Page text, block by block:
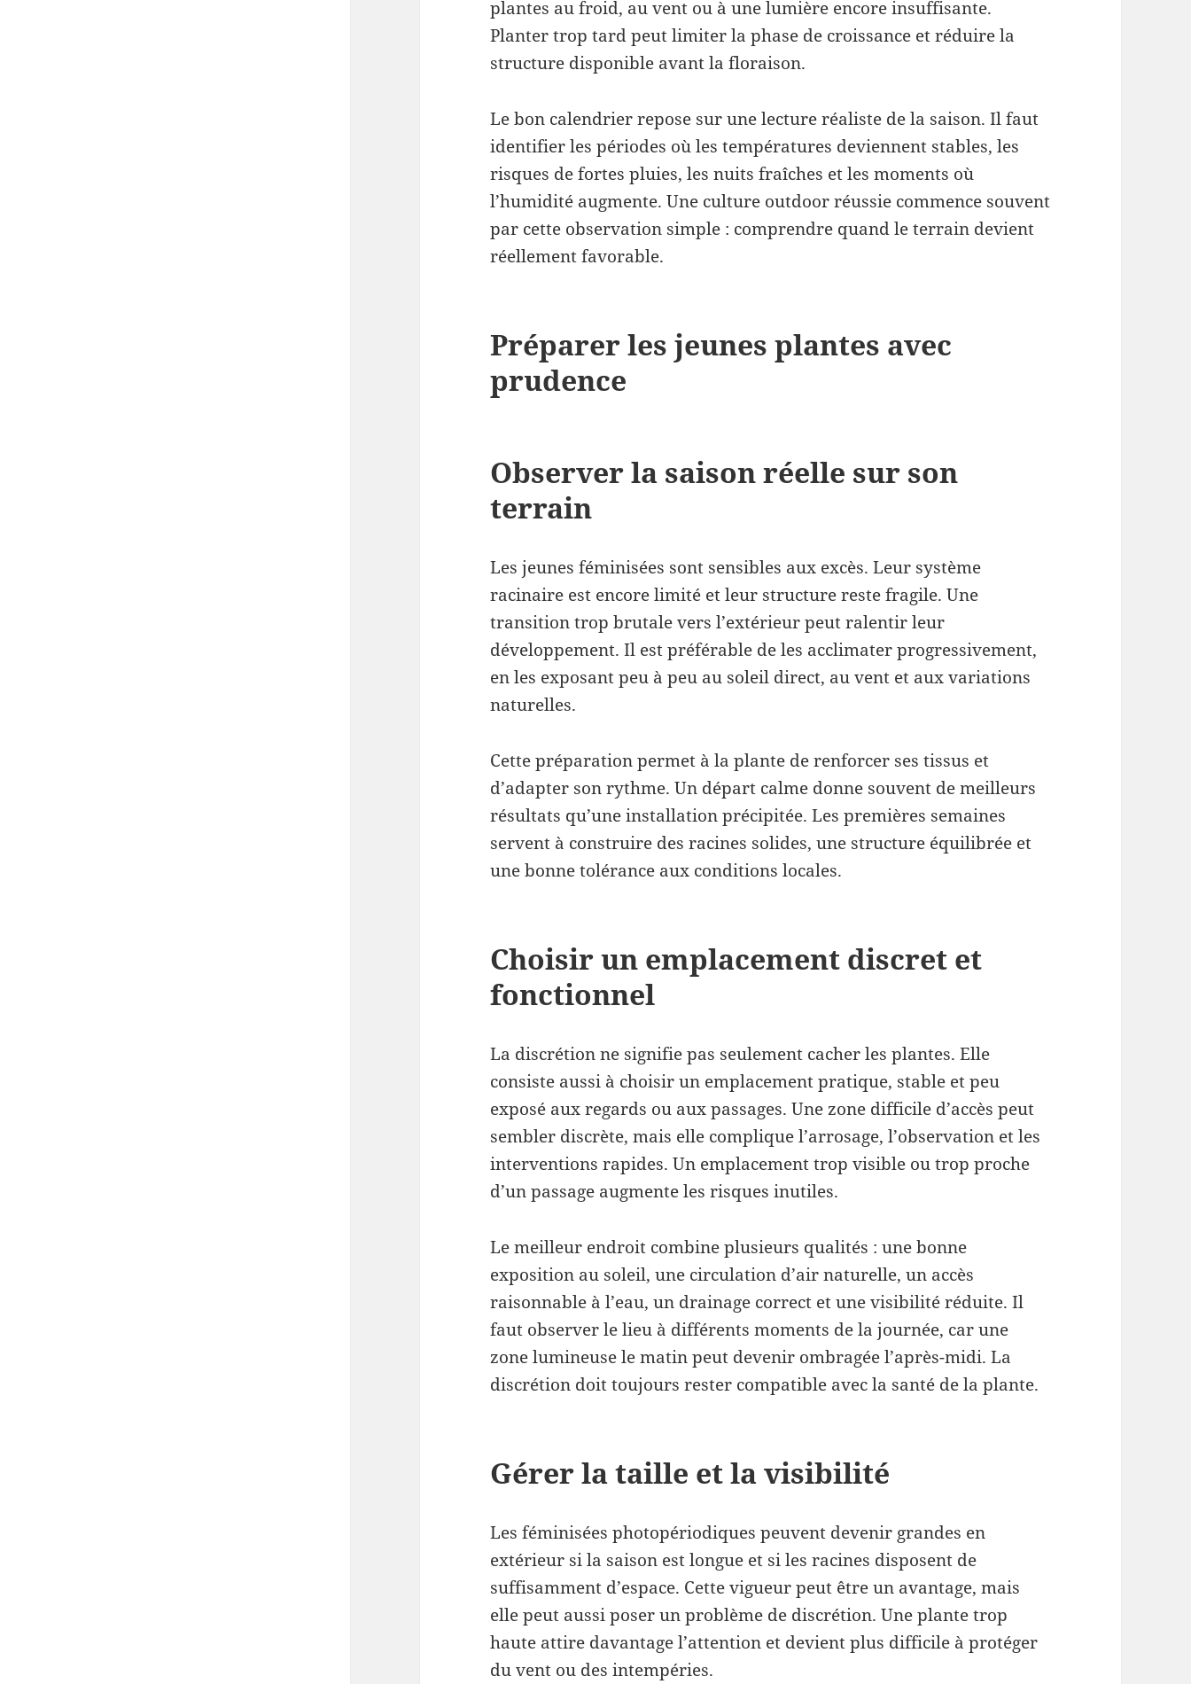
plantes au froid, au vent ou à une lumière encore insuffisante.
Planter trop tard peut limiter la phase de croissance et réduire la
structure disponible avant la floraison.
Le bon calendrier repose sur une lecture réaliste de la saison. Il faut
identifier les périodes où les températures deviennent stables, les
risques de fortes pluies, les nuits fraîches et les moments où
l’humidité augmente. Une culture outdoor réussie commence souvent
par cette observation simple : comprendre quand le terrain devient
réellement favorable.
Préparer les jeunes plantes avec
prudence
Observer la saison réelle sur son
terrain
Les jeunes féminisées sont sensibles aux excès. Leur système
racinaire est encore limité et leur structure reste fragile. Une
transition trop brutale vers l’extérieur peut ralentir leur
développement. Il est préférable de les acclimater progressivement,
en les exposant peu à peu au soleil direct, au vent et aux variations
naturelles.
Cette préparation permet à la plante de renforcer ses tissus et
d’adapter son rythme. Un départ calme donne souvent de meilleurs
résultats qu’une installation précipitée. Les premières semaines
servent à construire des racines solides, une structure équilibrée et
une bonne tolérance aux conditions locales.
Choisir un emplacement discret et
fonctionnel
La discrétion ne signifie pas seulement cacher les plantes. Elle
consiste aussi à choisir un emplacement pratique, stable et peu
exposé aux regards ou aux passages. Une zone difficile d’accès peut
sembler discrète, mais elle complique l’arrosage, l’observation et les
interventions rapides. Un emplacement trop visible ou trop proche
d’un passage augmente les risques inutiles.
Le meilleur endroit combine plusieurs qualités : une bonne
exposition au soleil, une circulation d’air naturelle, un accès
raisonnable à l’eau, un drainage correct et une visibilité réduite. Il
faut observer le lieu à différents moments de la journée, car une
zone lumineuse le matin peut devenir ombragée l’après-midi. La
discrétion doit toujours rester compatible avec la santé de la plante.
Gérer la taille et la visibilité
Les féminisées photopériodiques peuvent devenir grandes en
extérieur si la saison est longue et si les racines disposent de
suffisamment d’espace. Cette vigueur peut être un avantage, mais
elle peut aussi poser un problème de discrétion. Une plante trop
haute attire davantage l’attention et devient plus difficile à protéger
du vent ou des intempéries.